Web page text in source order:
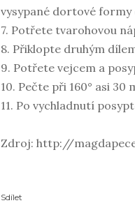
vysypané dortové formy
7. Potřete tvarohovou
8. Přiklopte druhým
9. Potřete vejcem a
10. Pečte při 160° asi 30
11. Po vychladnutí
Zdroj: http://
Sdílet